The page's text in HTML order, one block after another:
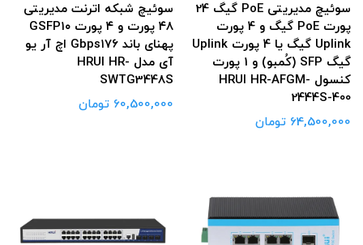
سوئیچ مدیریتی PoE گیگ 24
پورت PoE گیگ و 4 پورت
Uplink گیگ یا 4 پورت Uplink
گیگ SFP (کُمبو) و 1 پورت
کنسول HRUI HR-AFGM-
2444S-400
64,500,000 تومان
سوئیچ شبکه اترنت مدیریتی
۴۸ پورت و ۴ پورت GSFP۱۰
پهنای باند Gbps۱۷۶ اچ آر یو
آی مدل HRUI HR-
SWTG3448S
60,500,000 تومان